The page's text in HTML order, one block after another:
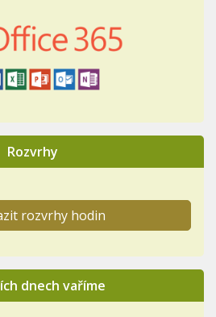
Rozvrhy
rozvrhy hodin
dnech vaříme